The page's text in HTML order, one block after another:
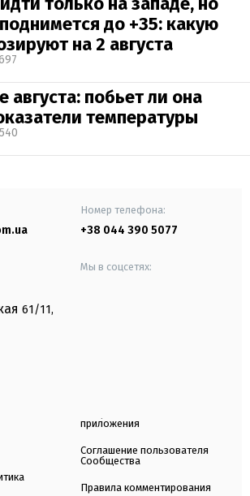
до +35: какую
на 2 августа
августа: побьет ли она
температуры
Номер телефона:
+38 044 390 5077
61/11,
Мы в соцсетях:
приложения
Соглашение пользователя
Сообщества
Правила комментирования